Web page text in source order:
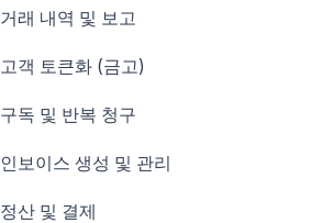
거래 내역 및 보고
고객 토큰화 (금고)
구독 및 반복 청구
인보이스 생성 및 관리
정산 및 결제